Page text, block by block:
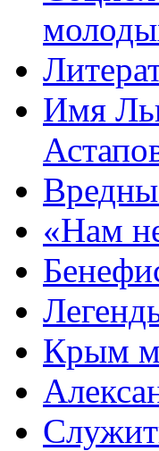
Имя
«Нам
Крым